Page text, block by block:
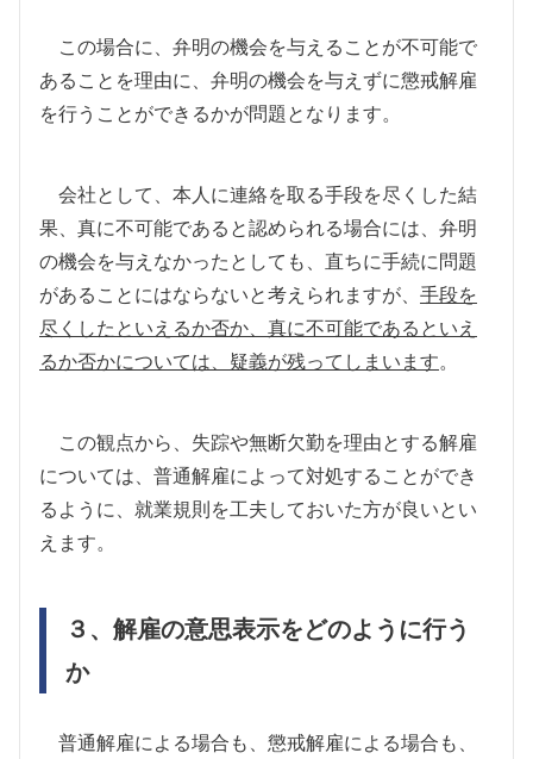
この場合に、弁明の機会を与えることが不可能で
あることを理由に、弁明の機会を与えずに懲戒解雇
を行うことができるかが問題となります。
会社として、本人に連絡を取る手段を尽くした結
果、真に不可能であると認められる場合には、弁明
の機会を与えなかったとしても、直ちに手続に問題
があることにはならないと考えられますが、 手段を
尽くしたといえるか否か、真に不可能であるといえ
るか否かについては、疑義が残ってしまいます。
この観点から、失踪や無断欠勤を理由とする解雇
については、普通解雇によって対処することができ
るように、就業規則を工夫しておいた方が良いとい
えます。
３、解雇の意思表示をどのように行う
か
普通解雇による場合も、懲戒解雇による場合も、